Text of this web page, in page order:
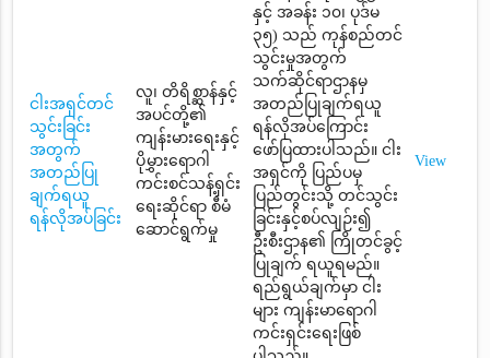
ငါးအရှင်တင်
သွင်းခြင်း
အတွက်
အတည်ပြု
ချက်ရယူ
ရန်လိုအပ်ခြင်း
လူ၊ တိရိစ္ဆာန်နှင့်
အပင်တို့၏
ကျန်းမားရေးနှင့်
ပိုမွှားရောဂါ
ကင်းစင်သန့်ရှင်း
ရေးဆိုင်ရာ စီမံ
ဆောင်ရွက်မှု
နှင့် အခန်း ၁၀၊ ပုဒ်မ
၃၅) သည် ကုန်စည်တင်
သွင်းမှုအတွက်
သက်ဆိုင်ရာဌာနမှ
အတည်ပြုချက်ရယူ
ရန်လိုအပ်ကြောင်း
ဖော်ပြထားပါသည်။ ငါး
အရှင်ကို ပြည်ပမှ
ပြည်တွင်းသို့ တင်သွင်း
ခြင်းနှင့်စပ်လျဉ်း၍
ဦးစီးဌာန၏ ကြိုတင်ခွင့်
ပြုချက် ရယူရမည်။
ရည်ရွယ်ချက်မှာ ငါး
များ ကျန်းမာရောဂါ
ကင်းရှင်းရေးဖြစ်
View